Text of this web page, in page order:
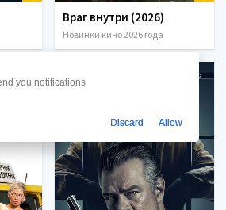
Враг внутри (2026)
Новинки кино 2026 года
you notifications
Discard Allow